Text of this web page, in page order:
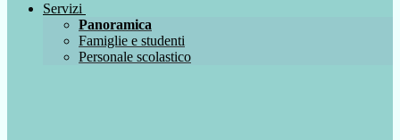
Servizi
Panoramica
Famiglie e studenti
Personale scolastico